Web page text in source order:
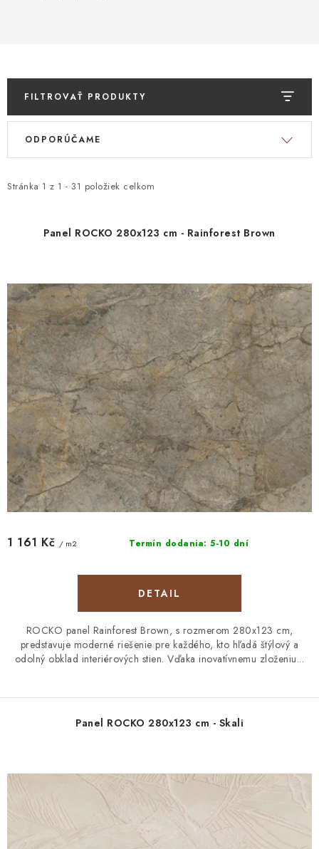
FILTROVAŤ PRODUKTY
V
i
d
u
k
t
o
v
Stránka 1 z 1 - 31 položiek celkom
R
e
r
o
d
u
k
t
o
v
ODPORÚČAME
Panel ROCKO 280x123 cm - Rainforest Brown
Termín dodania: 5-10 dní
1 161 Kč / m2
DETAIL
ROCKO panel Rainforest Brown, s rozmerom 280x123 cm,
predstavuje moderné riešenie pre každého, kto hľadá štýlový a
odolný obklad interiérových stien. Vďaka inovatívnemu zloženiu...
Panel ROCKO 280x123 cm - Skali